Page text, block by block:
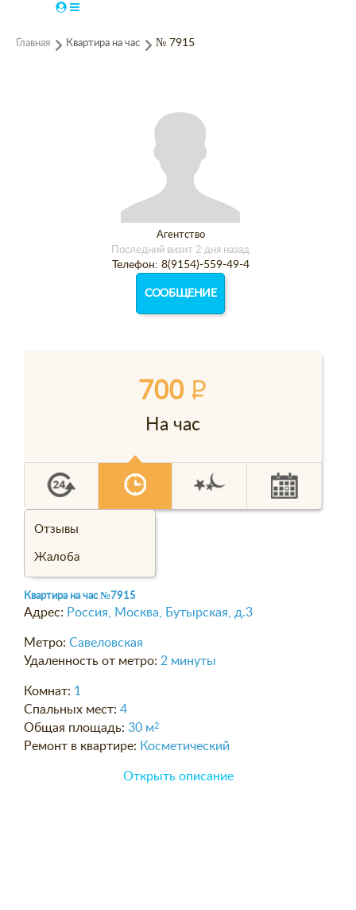
Главная Квартира на час № 7915
Агентство
Последний визит 2 дня назад
Телефон: 8(9154)-559-49-4
СООБЩЕНИЕ
700P
На час
Отзывы
Жалоба
Квартира на час№7915
Адрес: Россия, Москва, Бутырская, д.3
Метро: Савеловская
Удаленность от метро: 2 минуты
Комнат: 1
Спальных мест: 4
Общая площадь: 30 м2
Ремонт в квартире: Косметический
Открыть описание